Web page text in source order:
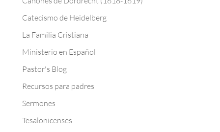
Catecismo de Heidelberg
La Familia Cristiana
Ministerio en Español
Pastor's Blog
Recursos para padres
Sermones
Tesalonicenses